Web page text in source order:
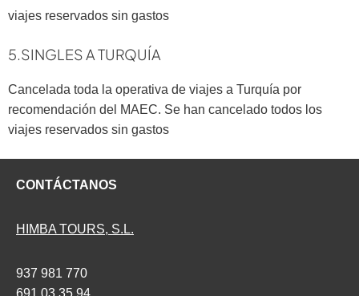
viajes reservados sin gastos
5.SINGLES A TURQUÍA
Cancelada toda la operativa de viajes a Turquía por
recomendación del MAEC. Se han cancelado todos los
viajes reservados sin gastos
CONTÁCTANOS
HIMBA TOURS, S.L.
937 981 770
691 03 35 94